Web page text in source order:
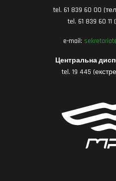
tel. 61 839 60 00
tel. 61 839 60 11
e-mail:
Центральна
tel. 19 445